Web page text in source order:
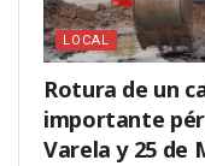
LOCAL
Rotura de un
importante
Varela y 25 de